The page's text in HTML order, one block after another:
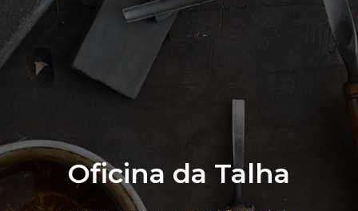
Oficina da Talha